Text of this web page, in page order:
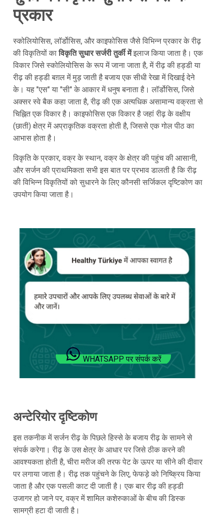
प्रकार
स्कोलियोसिस, लॉर्डोसिस, और काइफोसिस जैसे विभिन्न प्रकार के रीढ़
की विकृतियों काविकृति सुधार सर्जरी तुर्की मेंइलाज किया जाता है। एक
विकार जिसे स्कोलियोसिस के रूप में जाना जाता है, में रीढ़ की हड्डी या
रीढ़ की हड्डी बग़ल में मुड़ जाती है बजाय एक सीधी रेखा में दिखाई देने
के। यह "एस" या "सी" के आकार में धनुष बनाता है। लॉर्डोसिस, जिसे
अक्सर स्वे बैक कहा जाता है, रीढ़ की एक अत्यधिक असामान्य वक्रता से
चिह्नित एक विकार है। काइफोसिस एक विकार है जहां रीढ़ के वक्षीय
(छाती) क्षेत्र में अप्राकृतिक वक्रता होती है, जिससे एक गोल पीठ का
आभास होता है।
विकृति के प्रकार, वक्र के स्थान, वक्र के क्षेत्र की पहुंच की आसानी,
और सर्जन की प्राथमिकता सभी इस बात पर प्रभाव डालती है कि रीढ़
की विभिन्न विकृतियों को सुधारने के लिए कौनसी सर्जिकल दृष्टिकोण का
उपयोग किया जाता है।
WHATSAPP पर संपर्क करें
अन्टेरियोर दृष्टिकोण
इस तकनीक में सर्जन रीढ़ के पिछले हिस्से के बजाय रीढ़ के सामने से
संपर्क करेगा। रीढ़ के उस क्षेत्र के आधार पर जिसे ठीक करने की
आवश्यकता होती है, चीरा मरीज की तरफ पेट के ऊपर या सीने की दीवार
पर लगाया जाता है। रीढ़ तक पहुंचने के लिए, फेफड़े को निष्क्रिय किया
जाता है और एक पसली काट दी जाती है। एक बार रीढ़ की हड्डी
उजागर हो जाने पर, वक्र में शामिल कशेरुकाओं के बीच की डिस्क
सामग्री हटा दी जाती है।